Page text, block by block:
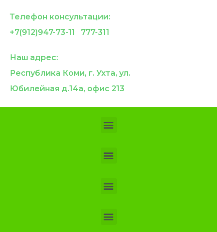
Телефон консультации:
+7(912)947-73-11 777-311
Наш адрес:
Республика Коми, г. Ухта, ул.
Юбилейная д.14а, офис 213